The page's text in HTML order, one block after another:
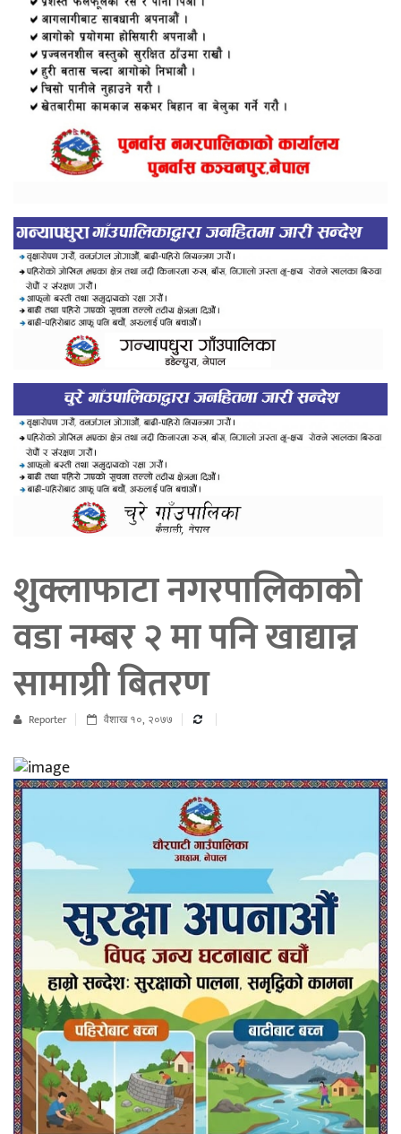
शुक्लाफाटा नगरपालिकाको
वडा नम्बर २ मा पनि खाद्यान्न
सामाग्री बितरण
Reporter वैशाख १०, २०७७